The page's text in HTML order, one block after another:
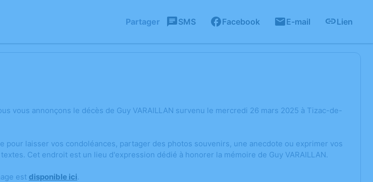
Partager SMS Facebook E-mail Lien
vous annonçons le décès de Guy VARAILLAN survenu le mercredi 26 mars 2025 à Tizac-de-
pour laisser vos condoléances, partager des photos souvenirs, une anecdote ou exprimer vos
Cet endroit est un lieu d'expression dédié à honorer la mémoire de Guy VARAILLAN.
est disponible ici.